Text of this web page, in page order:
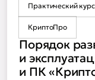
Практический курс
КриптоПро
Порядок
и
и ПК